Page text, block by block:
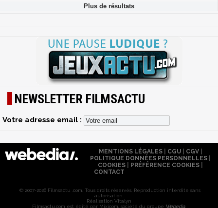
NEWSLETTER FILMSACTU
Votre adresse email :
MENTIONS LÉGALES| CGU| CGV|
POLITIQUE DONNÉES PERSONNELLES
COOKIES
PRÉFÉRENCE COOKIES
CONTACT
© 2007-2026 Filmsactu .com. Tous droits réservés. Reproduction interdite sans
autorisation.
Réalisation Vitalyn
Filmsactu .com est édité par Mixicom, société du groupe Webedia.